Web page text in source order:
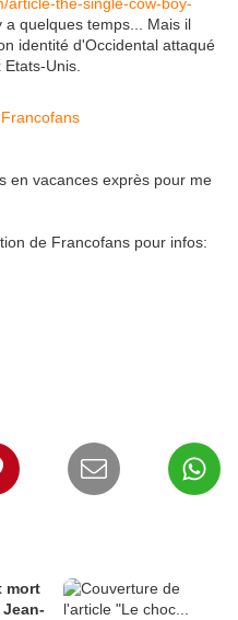
a quelques temps... Mais il
identité d'Occidental attaqué
Unis.
en vacances exprès pour me
de Francofans pour infos:
mort